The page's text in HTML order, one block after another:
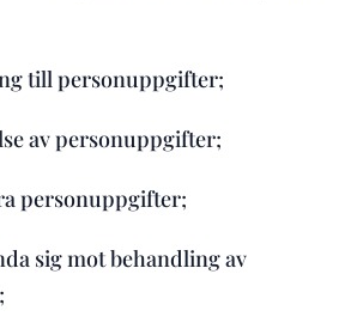
till personuppgifter;
av personuppgifter;
personuppgifter;
sig mot behandling av